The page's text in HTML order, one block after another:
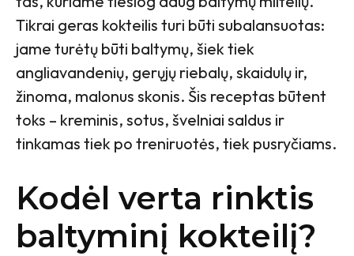
Tikrai geras kokteilis turi būti subalansuotas:
jame turėtų būti baltymų, šiek tiek
angliavandenių, gerųjų riebalų, skaidulų ir,
žinoma, malonus skonis. Šis receptas būtent
toks – kreminis, sotus, švelniai saldus ir
tinkamas tiek po treniruotės, tiek pusryčiams.
Kodėl verta rinktis
baltyminį kokteilį?